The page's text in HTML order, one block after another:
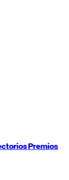
Premios